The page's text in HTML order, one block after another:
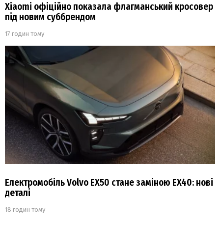
Xiaomi офіційно показала флагманський кросовер
під новим суббрендом
17 годин тому
Електромобіль Volvo EX50 стане заміною EX40: нові
деталі
18 годин тому